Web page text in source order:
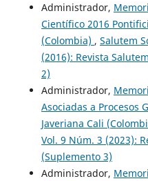
Administrador,
Científico 2016
(Colombia) , Salutem
(2016): Revista
2)
Administrador,
Asociadas a Procesos
Javeriana Cali
Vol. 9 Núm. 3 (2023):
(Suplemento 3)
Administrador,